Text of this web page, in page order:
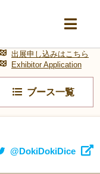
ブース一覧
出展申し込みはこちら
Exhibitor Application
@DokiDokiDice